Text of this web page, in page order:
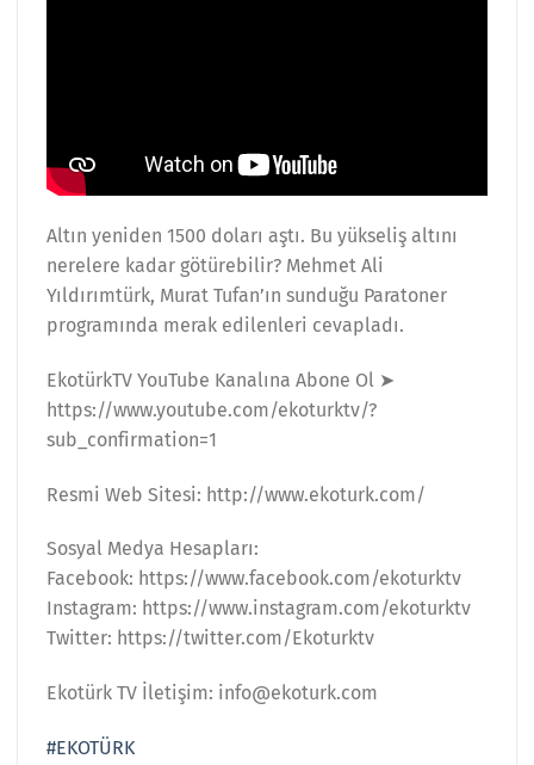
Altın yeniden 1500 doları aştı. Bu yükseliş altını
nerelere kadar götürebilir? Mehmet Ali
Yıldırımtürk, Murat Tufan’ın sunduğu Paratoner
programında merak edilenleri cevapladı.
EkotürkTV YouTube Kanalına Abone Ol ➤
https://www.youtube.com/ekoturktv/?
sub_confirmation=1
Resmi Web Sitesi: http://www.ekoturk.com/
Sosyal Medya Hesapları:
Facebook: https://www.facebook.com/ekoturktv
Instagram: https://www.instagram.com/ekoturktv
Twitter: https://twitter.com/Ekoturktv
Ekotürk TV İletişim: info@ekoturk.com
#EKOTÜRK